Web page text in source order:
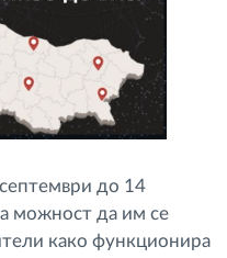
до 14
можност да им се
како функционира